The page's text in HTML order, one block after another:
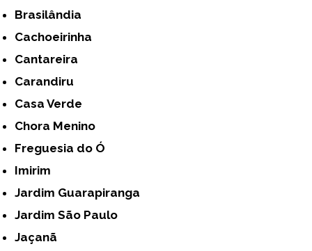
Brasilândia
Cachoeirinha
Cantareira
Carandiru
Casa Verde
Chora Menino
Freguesia do Ó
Imirim
Jardim Guarapiranga
Jardim São Paulo
Jaçanã